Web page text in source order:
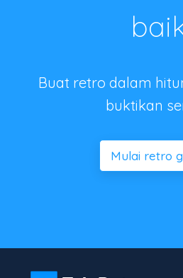
Buat retro dalam
buktikan
Mulai retro